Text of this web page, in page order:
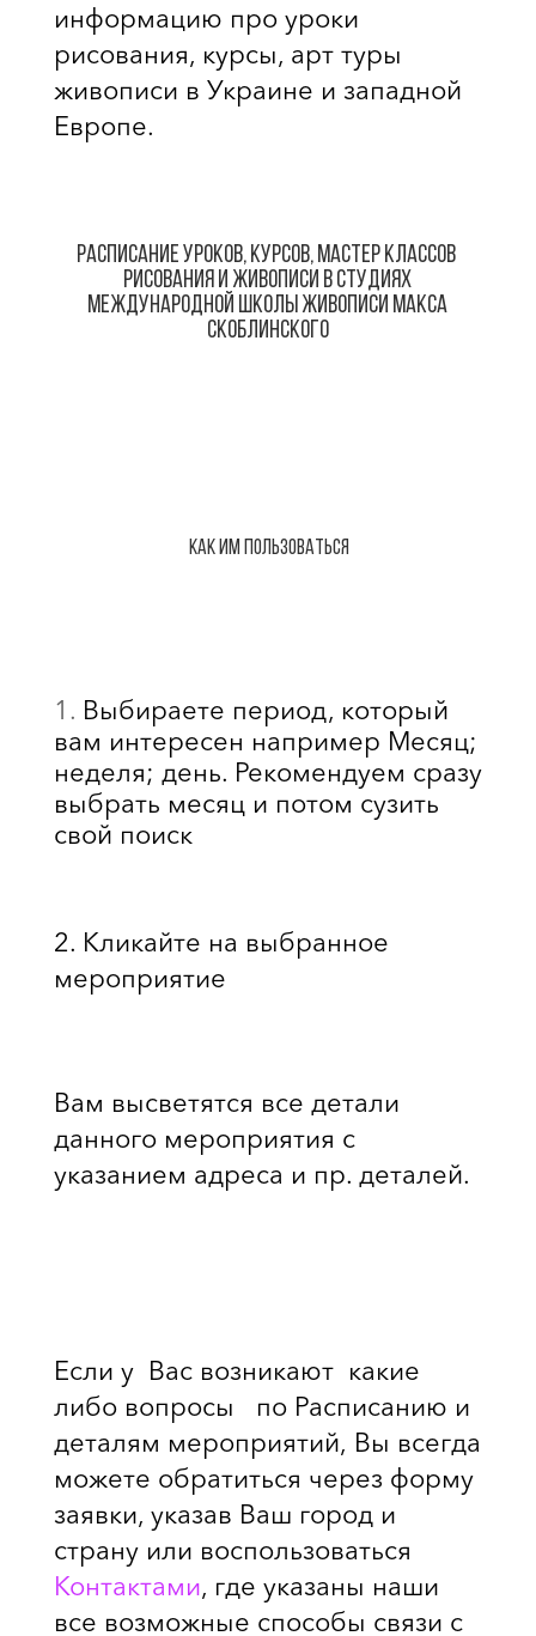
информацию про уроки
рисования, курсы, арт туры
живописи в Украине и западной
Европе.
РАСПИСАНИЕ УРОКОВ, КУРСОВ, МАСТЕР КЛАССОВ
РИСОВАНИЯ И ЖИВОПИСИ В СТУДИЯХ
МЕЖДУНАРОДНОЙ ШКОЛЫ ЖИВОПИСИ МАКСА
СКОБЛИНСКОГО
КАК ИМ ПОЛЬЗОВАТЬСЯ
Выбираете период, который
вам интересен например Месяц;
неделя; день. Рекомендуем сразу
выбрать месяц и потом сузить
свой поиск
2. Кликайте на выбранное
мероприятие
Вам высветятся все детали
данного мероприятия с
указанием адреса и пр. деталей.
Если у Вас возникают какие
либо вопросы по Расписанию и
деталям мероприятий, Вы всегда
можете обратиться через форму
заявки, указав Ваш город и
страну или воспользоваться
Контактами, где указаны наши
все возможные способы связи с